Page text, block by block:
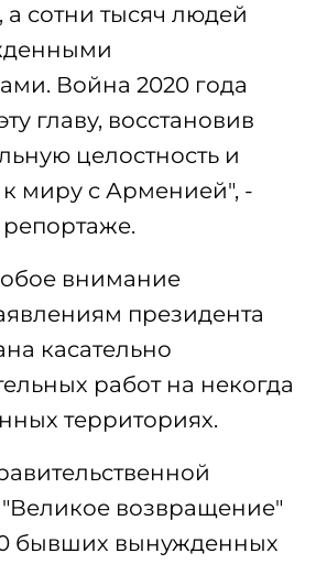
а сотни тысяч людей
Война 2020 года
главу, восстановив
целостность и
к миру с Арменией", -
репортаже.
внимание
президента
касательно
работ на некогда
территориях.
возвращение"
бывших вынужденных